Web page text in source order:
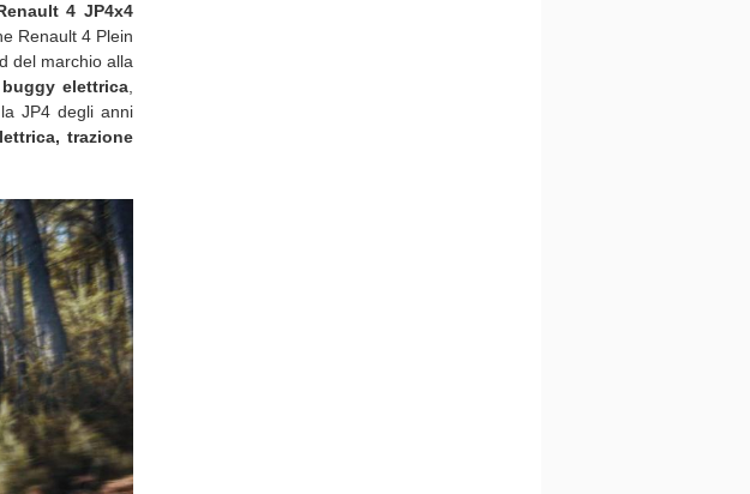
4 JP4x4
Renault 4 Plein
del marchio alla
elettrica
JP4 degli anni
trazione